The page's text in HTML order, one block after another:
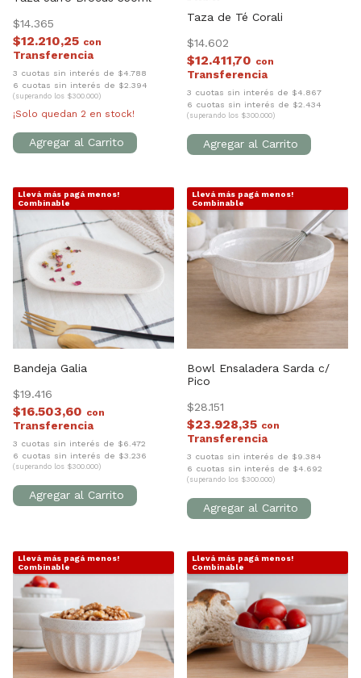
$14.365
$12.210,25 con
3 cuotas sin interés de $4.788
6 cuotas sin interés de $2.394
(superando los $300.000)
¡Solo quedan 2 en stock!
Taza de Té Corali
$14.602
$12.411,70 con
3 cuotas sin interés de $4.867
6 cuotas sin interés de $2.434
(superando los $300.000)
Llevá más pagá menos!
Combinable
Bandeja Galia
$19.416
$16.503,60 con
3 cuotas sin interés de $6.472
6 cuotas sin interés de $3.236
(superando los $300.000)
Llevá más pagá menos!
Combinable
Bowl Ensaladera Sarda c/
Pico
$28.151
$23.928,35 con
3 cuotas sin interés de $9.384
6 cuotas sin interés de $4.692
(superando los $300.000)
Llevá más pagá menos!
Combinable
Llevá más pagá menos!
Combinable